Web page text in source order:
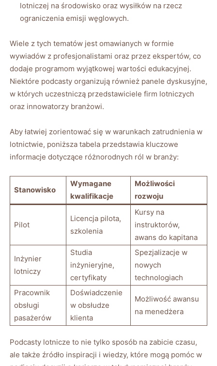
lotniczej na środowisko oraz wysiłków na rzecz
ograniczenia emisji węglowych.
Wiele z tych tematów jest omawianych w formie
wywiadów ⁢z profesjonalistami oraz przez ekspertów, co
dodaje programom wyjątkowej wartości edukacyjnej.
Niektóre podcasty organizują również panele dyskusyjne,
w których uczestniczą przedstawiciele firm lotniczych
oraz innowatorzy ⁣branżowi.
Aby⁢ łatwiej zorientować się w‍ warunkach zatrudnienia w
lotnictwie, poniższa tabela ⁢przedstawia kluczowe
informacje dotyczące różnorodnych ról w branży:
Stanowisko
Wymagane
kwalifikacje
Możliwości
rozwoju
Pilot
Licencja⁤ pilota,
szkolenia
Kursy‌ na
instruktorów,
awans do kapitana
Inżynier
lotniczy
Studia
inżynieryjne,
certyfikaty
Spezjalizacje w
nowych
technologiach
Pracownik
obsługi
pasażerów
Doświadczenie⁢
w obsłudze⁢
klienta
Możliwość awansu
‍na menedżera
Podcasty lotnicze to nie tylko sposób na zabicie czasu,
ale także ⁣źródło inspiracji i wiedzy, które mogą pomóc w